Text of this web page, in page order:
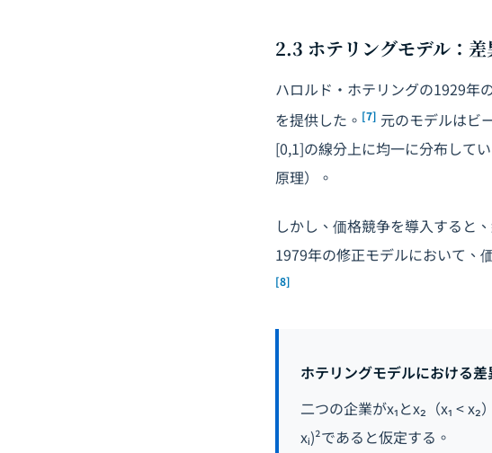
2.3 ホテリングモデル：
ハロルド・ホテリングの1929年
を提供した。 [7] 元のモデルはビ
[0,1]の線分上に均一に分布して
原理）。
しかし、価格競争を導入すると
1979年の修正モデルにおいて、
[8]
ホテリングモデルにおける
二つの企業がx₁とx₂（x₁ <
xᵢ)²であると仮定する。